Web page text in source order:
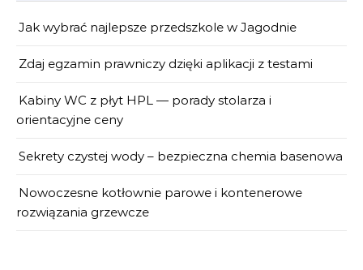
Jak wybrać najlepsze przedszkole w Jagodnie
Zdaj egzamin prawniczy dzięki aplikacji z testami
Kabiny WC z płyt HPL — porady stolarza i
orientacyjne ceny
Sekrety czystej wody – bezpieczna chemia basenowa
Nowoczesne kotłownie parowe i kontenerowe
rozwiązania grzewcze